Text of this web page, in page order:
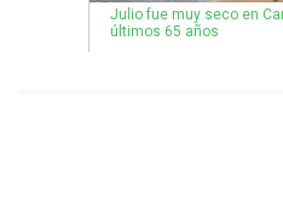
Julio fue muy seco en
últimos 65 años